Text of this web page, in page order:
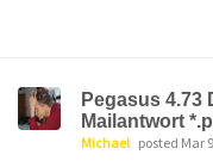
Pegasus 4.73
Mailantwort
Michael posted Mar